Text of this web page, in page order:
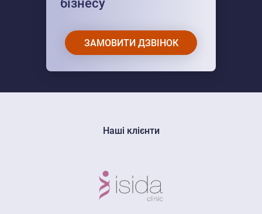
бізнесу
ЗАМОВИТИ ДЗВІНОК
Наші клієнти